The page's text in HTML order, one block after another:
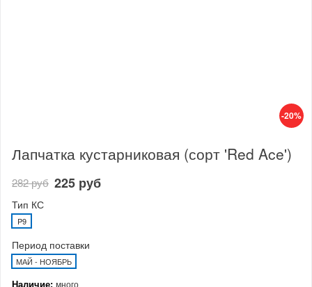
-20%
Лапчатка кустарниковая (сорт 'Red Ace')
282 руб 225 руб
Тип КС
P9
Период поставки
МАЙ - НОЯБРЬ
Наличие: много